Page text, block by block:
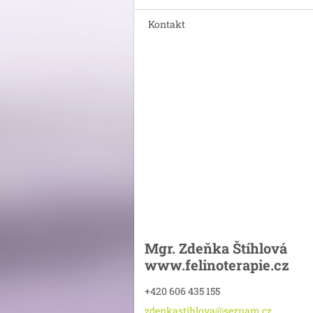
Kontakt
Mgr. Zdeňka Štíhlová
www.felinoterapie.cz
+420 606 435 155